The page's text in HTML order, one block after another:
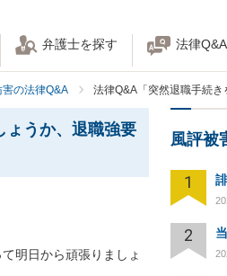
弁護士を探す 法律
の法律Q&A 法律Q&A「突然退職手続き
ょうか、退職強要
明日から頑張りましょ
風評被
1
2